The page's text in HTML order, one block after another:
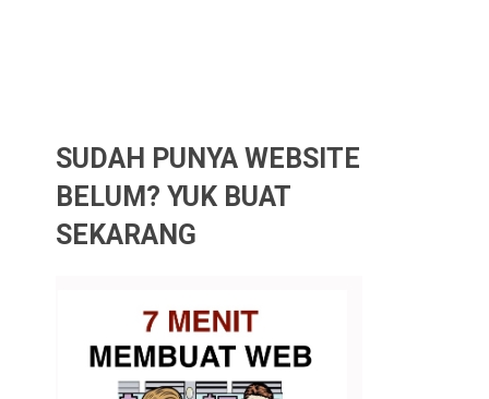
SUDAH PUNYA WEBSITE
BELUM? YUK BUAT
SEKARANG